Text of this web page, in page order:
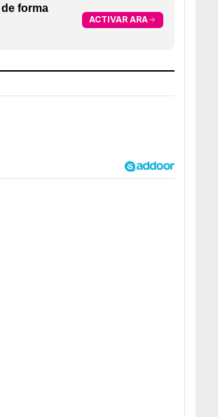
forma
ACTIVAR ARA